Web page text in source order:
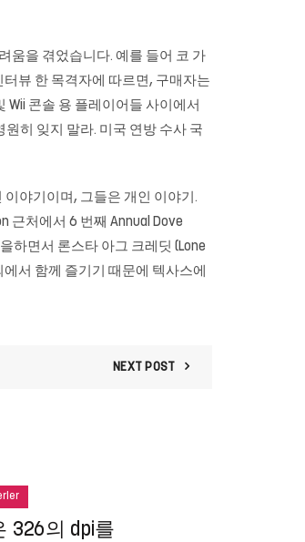
움을 겪었습니다. 예를 들어 코 가
뷰 한 목격자에 따르면, 구매자는
Wii 콘솔 용 플레이어들 사이에서
히 잊지 말라. 미국 연방 수사 국
야기이며, 그들은 개인 이야기.
근처에서 6 번째 Annual Dove
하면서 론스타 아그 크레딧 (Lone
서 함께 즐기기 때문에 텍사스에
NEXT POST
326의 dpi를